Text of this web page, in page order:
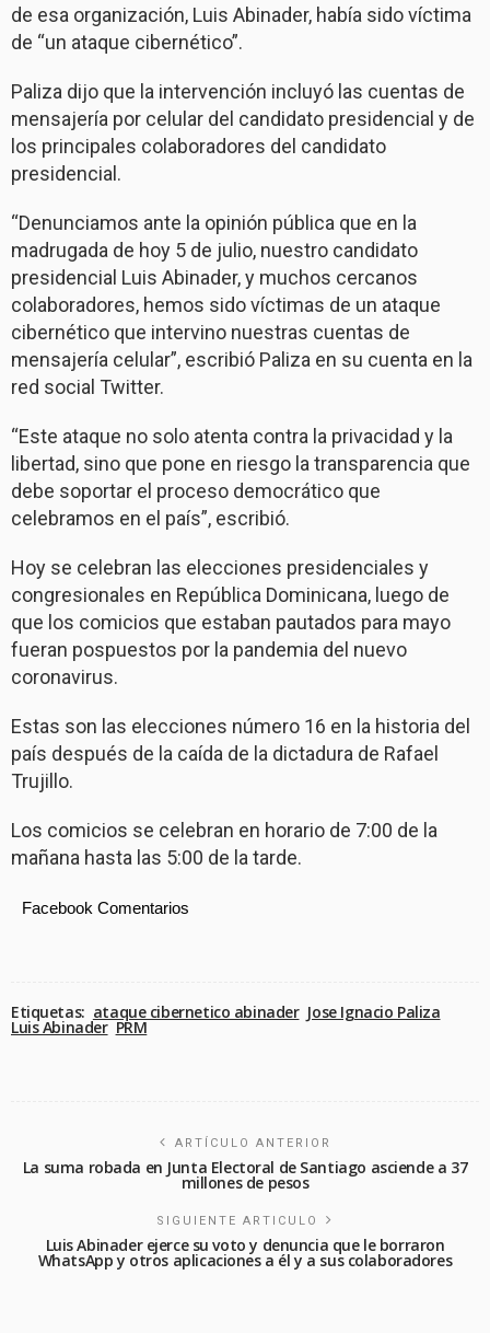
de esa organización, Luis Abinader, había sido víctima
de “un ataque cibernético”.
Paliza dijo que la intervención incluyó las cuentas de
mensajería por celular del candidato presidencial y de
los principales colaboradores del candidato
presidencial.
“Denunciamos ante la opinión pública que en la
madrugada de hoy 5 de julio, nuestro candidato
presidencial Luis Abinader, y muchos cercanos
colaboradores, hemos sido víctimas de un ataque
cibernético que intervino nuestras cuentas de
mensajería celular”, escribió Paliza en su cuenta en la
red social Twitter.
“Este ataque no solo atenta contra la privacidad y la
libertad, sino que pone en riesgo la transparencia que
debe soportar el proceso democrático que
celebramos en el país”, escribió.
Hoy se celebran las elecciones presidenciales y
congresionales en República Dominicana, luego de
que los comicios que estaban pautados para mayo
fueran pospuestos por la pandemia del nuevo
coronavirus.
Estas son las elecciones número 16 en la historia del
país después de la caída de la dictadura de Rafael
Trujillo.
Los comicios se celebran en horario de 7:00 de la
mañana hasta las 5:00 de la tarde.
Facebook Comentarios
Etiquetas: ataque cibernetico abinader Jose Ignacio Paliza
Luis Abinader PRM
ARTÍCULO ANTERIOR
La suma robada en Junta Electoral de Santiago asciende a 37
millones de pesos
SIGUIENTE ARTICULO
Luis Abinader ejerce su voto y denuncia que le borraron
WhatsApp y otros aplicaciones a él y a sus colaboradores